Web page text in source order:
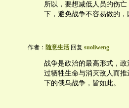
所以，要想减低人员的伤
下，避免战争不容易做的，
作者： 随意生活 回复 suoliweng
战争是政治的最高形式，
过牺牲生命与消灭敌人而
下的俄乌战争，皆如此。